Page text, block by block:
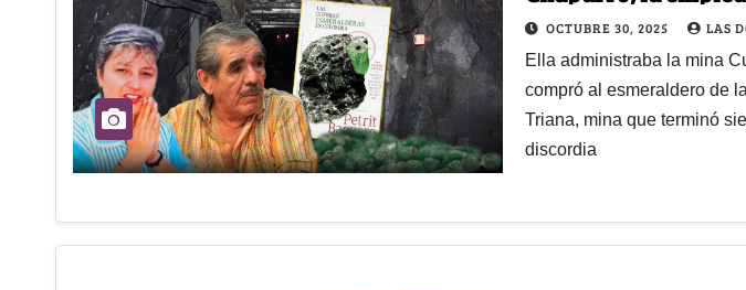
de Víctor Carranza
OCTUBRE 30, 2025 LAS
Ella administraba la mina
compró al esmeraldero de
Triana, mina que terminó
discordia